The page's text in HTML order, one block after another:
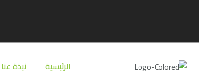
الرئيسية نبذة عنا